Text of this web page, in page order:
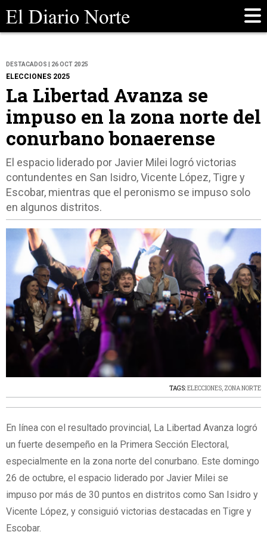
DESTACADOS | 26 OCT 2025
ELECCIONES 2025
La Libertad Avanza se
impuso en la zona norte del
conurbano bonaerense
El espacio liderado por Javier Milei logró victorias
contundentes en San Isidro, Vicente López, Tigre y
Escobar, mientras que el peronismo se impuso solo
en algunos distritos.
TAGS:ELECCIONES ZONA NORTE
En línea con el resultado provincial, La Libertad Avanza logró
un fuerte desempeño en la Primera Sección Electoral,
especialmente en la zona norte del conurbano. Este domingo
26 de octubre, el espacio liderado por Javier Milei se
impuso por más de 30 puntos en distritos como San Isidro y
Vicente López, y consiguió victorias destacadas en Tigre y
Escobar.